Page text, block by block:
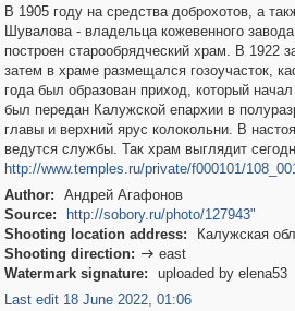
В 1905 году на средства доброхотов, а
Шувалова - владельца кожевенного
построен старообрядческий храм. В 1922
затем в храме размещался гозоучасток,
года был образован приход, который
был передан Калужской епархии в
главы и верхний ярус колокольни. В
ведутся службы. Так храм выглядит
http://www.temples.ru/private/f000101/
Author:
Андрей Агафонов
Source:
http://sobory.ru/photo/127943"
Shooting location address:
Калужская
Shooting direction:  east
Watermark signature:
uploaded by elena53
Last edit 18 June 2022, 01:06